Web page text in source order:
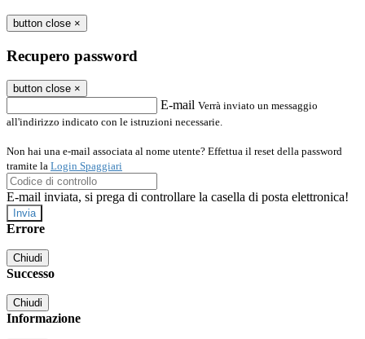
button close ×
Recupero password
button close ×
E-mail Verrà inviato un messaggio
all'indirizzo indicato con le istruzioni necessarie.
Non hai una e-mail associata al nome utente? Effettua il reset della password
tramite la Login Spaggiari
E-mail inviata, si prega di controllare la casella di posta elettronica!
Errore
Chiudi
Successo
Chiudi
Informazione